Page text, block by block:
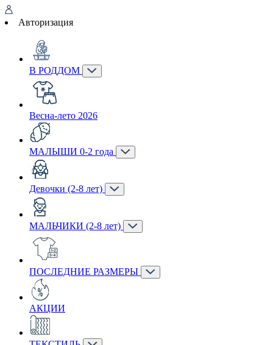
Авторизация
В РОДДОМ
Весна-лето 2026
МАЛЫШИ 0-2 года
Девочки (2-8 лет)
МАЛЬЧИКИ (2-8 лет)
ПОСЛЕДНИЕ РАЗМЕРЫ
АКЦИИ